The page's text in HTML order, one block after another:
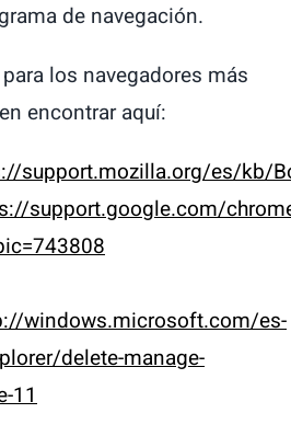
de navegación.
los navegadores más
encontrar aquí:
support.mozilla.org/es/kb/
support.google.com/
windows.microsoft.com/es-
delete-manage-
11